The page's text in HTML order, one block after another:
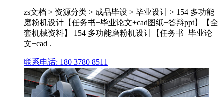
zs文档 > 资源分类 > 成品毕设 > 毕业设计 > 154 多功能
磨粉机设计【任务书+毕业论文+cad图纸+答辩ppt】【全
套机械资料】 154 多功能磨粉机设计【任务书+毕业论
文+cad .
联系电话: 180 3780 8511